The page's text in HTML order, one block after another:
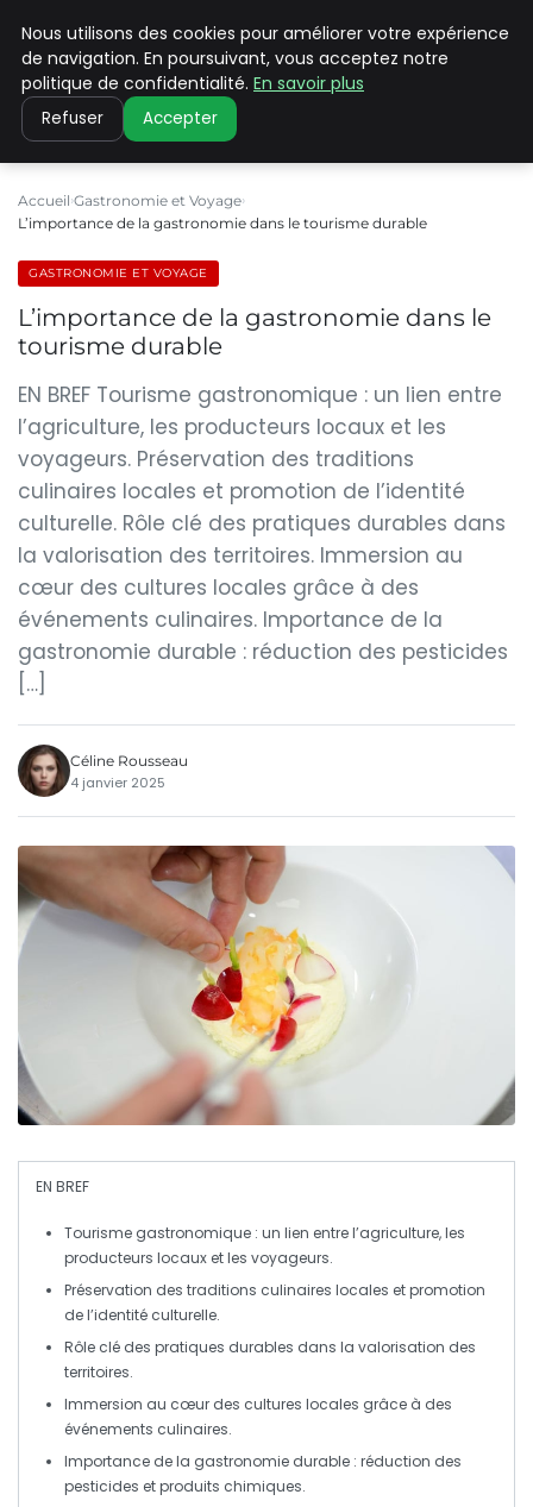
PILAT PATRIMOINES
Accueil Gastronomie et Voyage
L’importance de la gastronomie dans le tourisme durable
GASTRONOMIE ET VOYAGE
L’importance de la gastronomie dans le
tourisme durable
EN BREF Tourisme gastronomique : un lien entre
l’agriculture, les producteurs locaux et les
voyageurs. Préservation des traditions
culinaires locales et promotion de l’identité
culturelle. Rôle clé des pratiques durables dans
la valorisation des territoires. Immersion au
cœur des cultures locales grâce à des
événements culinaires. Importance de la
gastronomie durable : réduction des pesticides
[…]
Céline Rousseau
4 janvier 2025
EN BREF
Tourisme gastronomique : un lien entre l’agriculture, les
producteurs locaux et les voyageurs.
Préservation des traditions culinaires locales et promotion
de l’identité culturelle.
Rôle clé des pratiques durables dans la valorisation des
territoires.
Immersion au cœur des cultures locales grâce à des
événements culinaires.
Importance de la gastronomie durable : réduction des
pesticides et produits chimiques.
Nous utilisons des cookies pour améliorer votre expérience
de navigation. En poursuivant, vous acceptez notre
politique de confidentialité. En savoir plus
Refuser Accepter